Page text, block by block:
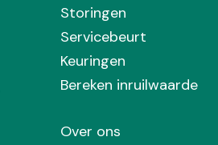
Storingen
Servicebeurt
Keuringen
Bereken inruilwaarde
Over ons